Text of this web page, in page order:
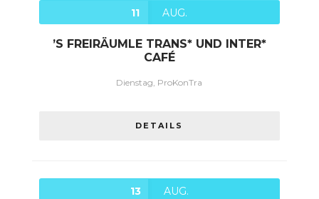
11 AUG.
’S FREIRÄUMLE TRANS* UND INTER*
CAFÉ
Dienstag, ProKonTra
DETAILS
13 AUG.